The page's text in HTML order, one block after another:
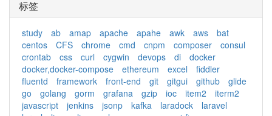
标签
study ab amap apache apahe awk aws
bat
centos
CFS chrome cmd cnpm composer
consul
crontab
css curl cygwin devops di
docker
docker,docker-compose
ethereum excel
fiddler
fluentd
framework front-end git gitgui github
glide
go
golang gorm grafana gzip ioc item2
iterm2
javascript
jenkins jsonp kafka laradock
laravel